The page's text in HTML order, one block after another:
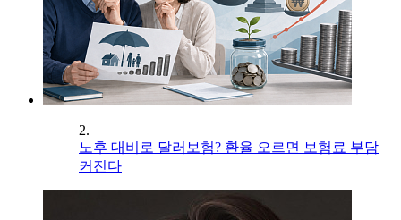
2.
노후 대비로 달러보험? 환율 오르면 보험료 부담
커진다